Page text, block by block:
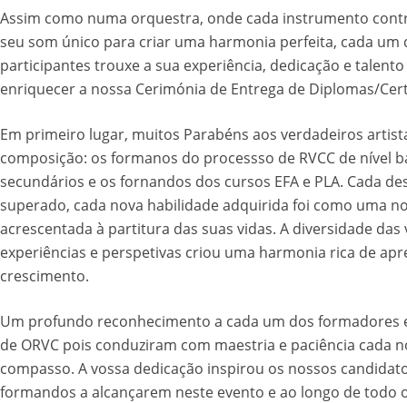
Assim como numa orquestra, onde cada instrumento
seu som único para criar uma harmonia perfeita, cada um
participantes trouxe a sua experiência, dedicação e
enriquecer a nossa Cerimónia de Entrega de Diplomas/
Em primeiro lugar, muitos Parabéns aos verdadeiros
composição: os formanos do processso de RVCC de nível
secundários e os fornandos dos cursos EFA e PLA. Cada
superado, cada nova habilidade adquirida foi como uma
acrescentada à partitura das suas vidas. A diversidade das
experiências e perspetivas criou uma harmonia rica de
crescimento.
Um profundo reconhecimento a cada um dos formadores
de ORVC pois conduziram com maestria e paciência cada
compasso. A vossa dedicação inspirou os nossos
formandos a alcançarem neste evento e ao longo de todo